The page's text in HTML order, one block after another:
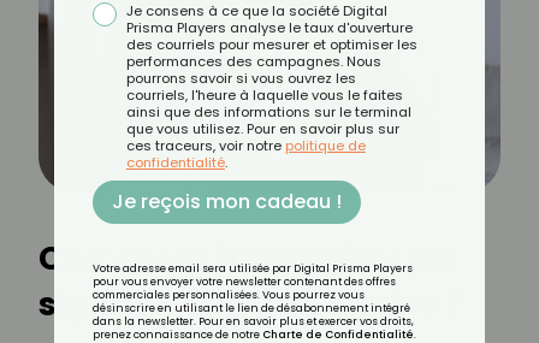
Comment interpréter les
signaux de votre ventre ?
Je consens à ce que la société Digital
Prisma Players analyse le taux d'ouverture
des courriels pour mesurer et optimiser les
performances des campagnes. Nous
pourrons savoir si vous ouvrez les
courriels, l'heure à laquelle vous le faites
ainsi que des informations sur le terminal
que vous utilisez. Pour en savoir plus sur
ces traceurs, voir notre politique de
confidentialité.
Je reçois mon cadeau !
Votre adresse email sera utilisée par Digital Prisma Players
pour vous envoyer votre newsletter contenant des offres
commerciales personnalisées. Vous pourrez vous
désinscrire en utilisant le lien de désabonnement intégré
dans la newsletter. Pour en savoir plus et exercer vos droits,
prenez connaissance de notre Charte de Confidentialité.